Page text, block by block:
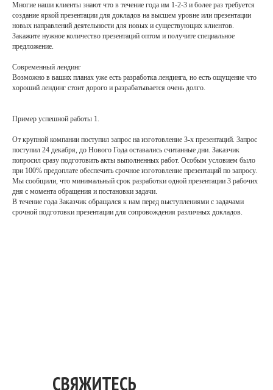
Многие наши клиенты знают что в течение года им 1-2-3 и более раз требуется
создание яркой презентации для докладов на высшем уровне или презентации
новых направлений деятельности для новых и существующих клиентов.
Закажите нужное количество презентаций оптом и получите специальное
предложение.
Современный лендинг
Возможно в ваших планах уже есть разработка лендинга, но есть ощущение что
хороший лендинг стоит дорого и разрабатывается очень долго.
Пример успешной работы 1.
От крупной компании поступил запрос на изготовление 3-х презентаций. Запрос
поступил 24 декабря, до Нового Года оставались считанные дни. Заказчик
попросил сразу подготовить акты выполненных работ. Особым условием было
при 100% предоплате обеспечить срочное изготовление презентаций по запросу.
Мы сообщили, что минимальный срок разработки одной презентации 3 рабочих
дня с момента обращения и постановки задачи.
В течение года Заказчик обращался к нам перед выступлениями с задачами
срочной подготовки презентации для сопровождения различных докладов.
СВЯЖИТЕСЬ